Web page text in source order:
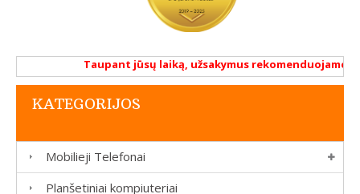
Taupant jūsų laiką, užsakymus rekomenduojame
KATEGORIJOS
Mobilieji Telefonai
Planšetiniai kompiuteriai